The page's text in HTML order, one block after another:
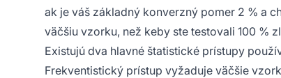
ak je váš základný konverzný pomer 2 % a
väčšiu vzorku, než keby ste testovali 100 %
Existujú dva hlavné štatistické prístupy
Frekventistický prístup vyžaduje väčšie